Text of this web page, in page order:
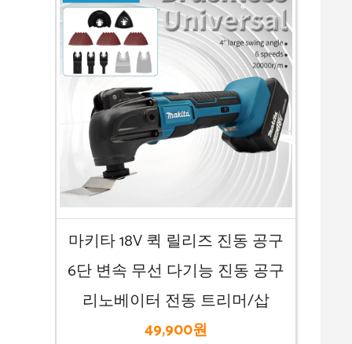
마키타 18V 퀵 릴리즈 진동 공구
6단 변속 무선 다기능 진동 공구
리노베이터 전동 트리머/삽
49,900원